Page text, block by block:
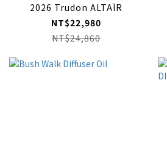
2026 Trudon ALTAÏR
NT$22,980
NT$24,860